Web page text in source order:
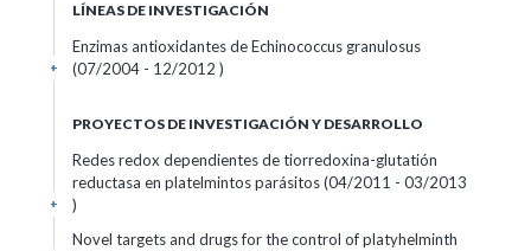
LÍNEAS DE INVESTIGACIÓN
Enzimas antioxidantes de Echinococcus granulosus
(07/2004 - 12/2012 )
+
PROYECTOS DE INVESTIGACIÓN Y DESARROLLO
Redes redox dependientes de tiorredoxina-glutatión
reductasa en platelmintos parásitos (04/2011 - 03/2013
)
+
Novel targets and drugs for the control of platyhelminth